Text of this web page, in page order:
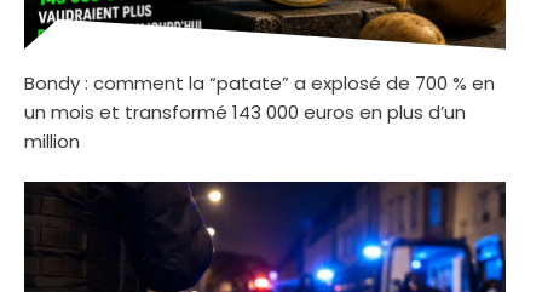
Bondy : comment la “patate” a explosé de 700 % en
un mois et transformé 143 000 euros en plus d’un
million